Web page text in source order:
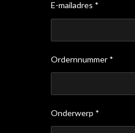
E-mailadres *
Ordernnummer *
Onderwerp *